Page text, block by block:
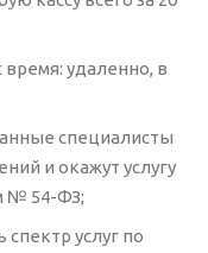
время: удаленно, в
специалисты
и окажут услугу
№ 54-ФЗ;
услуг по